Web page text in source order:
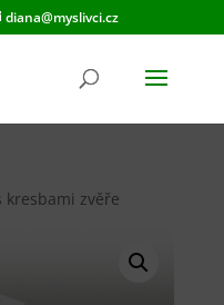
diana@myslivci.cz
zvěře